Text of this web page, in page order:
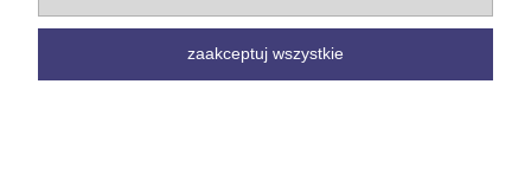
zaakceptuj wszystkie